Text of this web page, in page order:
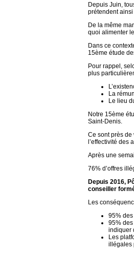
Depuis Juin,
prétendent ainsi
De la même
quoi alimenter
Dans ce
15ème étude
Pour rappel,
plus
La
Le lieu
Notre 15ème
Saint-Denis.
Ce sont près de
l’effectivité des
Après une
76% d’offres
Depuis 2016,
conseiller
Les
95% des
95%
indiquer
Les
illégales